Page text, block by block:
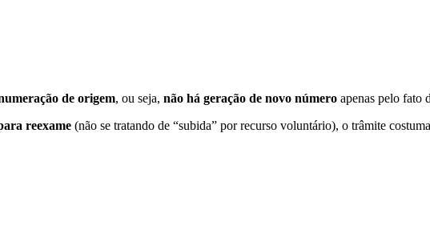
de origem, ou seja, não há geração de novo número apenas pelo fato
reexame (não se tratando de “subida” por recurso voluntário), o trâmite